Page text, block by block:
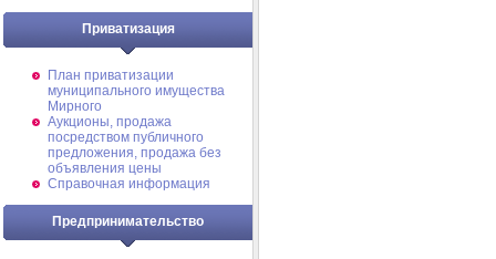
Приватизация
План приватизации
муниципального имущества
Мирного
Аукционы, продажа
посредством публичного
предложения, продажа без
объявления цены
Справочная информация
Предпринимательство